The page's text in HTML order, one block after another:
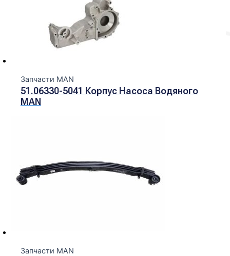
Запчасти MAN
51.06330-5041 Корпус Насоса Водяного
MAN
Запчасти MAN